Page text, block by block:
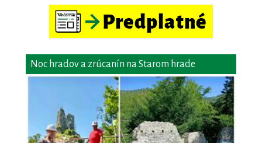
Noc hradov a zrúcanín na Starom hrade